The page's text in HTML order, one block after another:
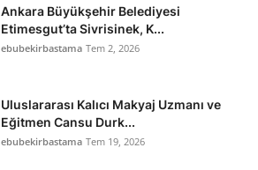
Ankara Büyükşehir Belediyesi
Etimesgut’ta Sivrisinek, K...
ebubekirbastama Tem 2, 2026
Uluslararası Kalıcı Makyaj Uzmanı ve
Eğitmen Cansu Durk...
ebubekirbastama Tem 19, 2026